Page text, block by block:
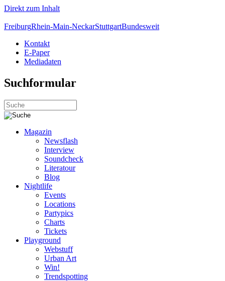
Direkt zum Inhalt
FreiburgRhein-Main-NeckarStuttgartBundesweit
Kontakt
E-Paper
Mediadaten
Suchformular
Magazin
Newsflash
Interview
Soundcheck
Literatour
Blog
Nightlife
Events
Locations
Partypics
Charts
Tickets
Playground
Webstuff
Urban Art
Win!
Trendspotting